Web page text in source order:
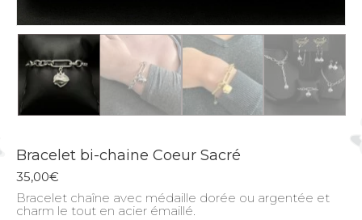
Bracelet bi-chaine Coeur Sacré
35,00€
Bracelet chaîne avec médaille dorée ou argentée et
charm le tout en acier émaillé.